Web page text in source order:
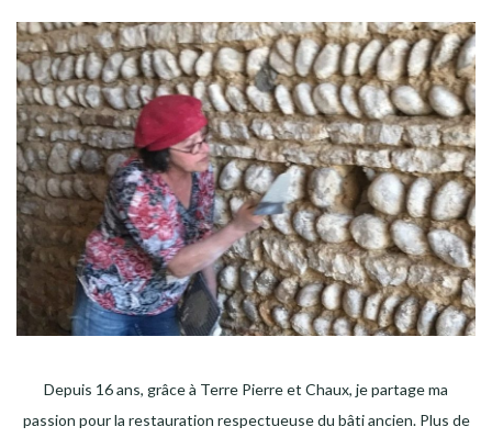
Depuis 16 ans, grâce à Terre Pierre et Chaux, je partage ma
passion pour la restauration respectueuse du bâti ancien. Plus de